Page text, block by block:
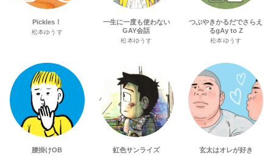
Pickles！
松本ゆうす
一生に一度も使わない
GAY会話
松本ゆうす
つぶやきかるだでさらえ
るgAy to Z
松本ゆうす
腰掛けOB 虹色サンライズ 玄太はオレが好き